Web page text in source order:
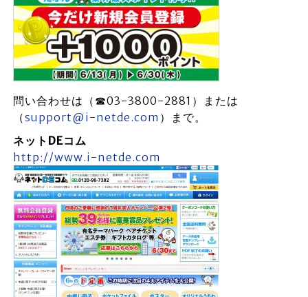
問い合わせは（☎03-3800-2881）または
（support@i-netde.com ）まで。
ネットDEコム
http://www.i-netde.com